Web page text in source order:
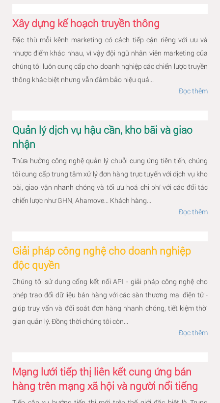
Xây dựng kế hoạch truyền thông
Đặc thù mỗi kênh marketing có cách tiếp cận riêng với ưu và
nhược điểm khác nhau, vì vậy đội ngũ nhân viên marketing của
chúng tôi luôn cung cấp cho doanh nghiệp các chiến lược truyền
thông khác biệt nhưng vẫn đảm bảo hiệu quả...
Đọc thêm
Quản lý dịch vụ hậu cần, kho bãi và giao
nhận
Thừa hưởng công nghệ quản lý chuỗi cung ứng tiên tiến, chúng
tôi cung cấp trung tâm xử lý đơn hàng trực tuyến với dịch vụ kho
bãi, giao vận nhanh chóng và tối ưu hoá chi phí với các đối tác
chiến lược như GHN, Ahamove... Khách hàng...
Đọc thêm
Giải pháp công nghệ cho doanh nghiệp
độc quyền
Chúng tôi sử dụng cổng kết nối API - giải pháp công nghệ cho
phép trao đổi dữ liệu bán hàng với các sàn thương mại điện tử -
giúp truy vấn và đối soát đơn hàng nhanh chóng, tiết kiệm thời
gian quản lý. Đồng thời chúng tôi còn...
Đọc thêm
Mạng lưới tiếp thị liên kết cung ứng bán
hàng trên mạng xã hội và người nổi tiếng